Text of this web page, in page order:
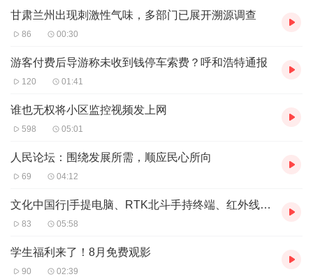
甘肃兰州出现刺激性气味，多部门已展开溯源调查
86 00:30
游客付费后导游称未收到钱停车索费？呼和浩特通报
120 01:41
谁也无权将小区监控视频发上网
598 05:01
人民论坛：围绕发展所需，顺应民心所向
69 04:12
文化中国行|手提电脑、RTK北斗手持终端、红外线测距仪、无人机……郑州第四次文物普查设备再升级
83 05:58
学生福利来了！8月免费观影
90 02:39